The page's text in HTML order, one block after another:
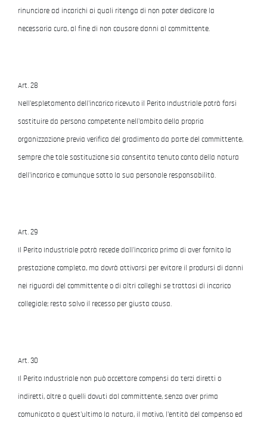
rinunciare ad incarichi ai quali ritenga di non poter dedicare la
necessaria cura, al fine di non causare danni al committente.
Art. 28
Nell'espletamento dell'incarico ricevuto il Perito Industriale potrà farsi
sostituire da persona competente nell'ambito della propria
organizzazione previa verifica del gradimento da parte del committente,
sempre che tale sostituzione sia consentita tenuto conto della natura
dell'incarico e comunque sotto la sua personale responsabilità.
Art. 29
Il Perito Industriale potrà recede dall'incarico prima di aver fornito la
prestazione completa, ma dovrà attivarsi per evitare il prodursi di danni
nei riguardi del committente o di altri colleghi se trattasi di incarico
collegiale; resta salvo il recesso per giusta causa.
Art. 30
Il Perito Industriale non può accettare compensi da terzi diretti o
indiretti, oltre a quelli dovuti dal committente, senza aver prima
comunicato a quest'ultimo la natura, il motivo, l'entità del compenso ed